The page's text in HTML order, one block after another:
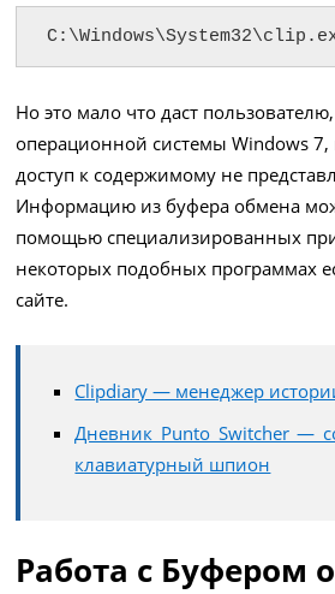
Но это мало что даст
операционной системы Windows
доступ к содержимому не
Информацию из буфера обмена
помощью специализированных
некоторых подобных программах
сайте.
Clipdiary — менеджер
Дневник Punto Switcher —
клавиатурный шпион
Работа с Буфером